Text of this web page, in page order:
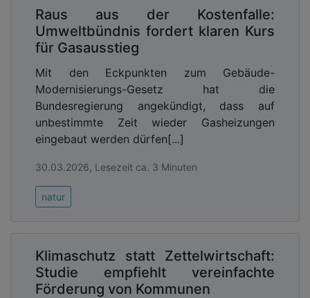
umzugehen, wird auch später bewusste
Entscheidungen treffen – zum Wohle von Klima,
Umwelt und kommenden Generationen.
Abonnieren Sie unseren Newsletter mit
Link zur kostenlosen PDF Ausgabe der
Kommunalwirtschaft!
Raus aus der Kostenfalle:
Umweltbündnis fordert klaren Kurs
für Gasausstieg
Mit den Eckpunkten zum Gebäude-
Modernisierungs-Gesetz hat die
Bundesregierung angekündigt, dass auf
unbestimmte Zeit wieder Gasheizungen
eingebaut werden dürfen[...]
30.03.2026, Lesezeit ca. 3 Minuten
natur
Klimaschutz statt Zettelwirtschaft:
Studie empfiehlt vereinfachte
Förderung von Kommunen